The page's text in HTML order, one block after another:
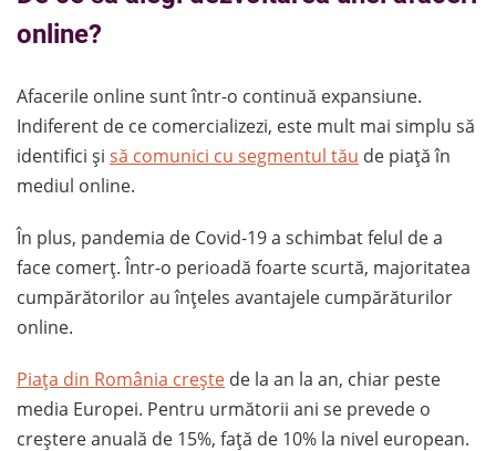
online?
Afacerile online sunt într-o continuă expansiune.
Indiferent de ce comercializezi, este mult mai simplu să
identifici și să comunici cu segmentul tău de piață în
mediul online.
În plus, pandemia de Covid-19 a schimbat felul de a
face comerț. Într-o perioadă foarte scurtă, majoritatea
cumpărătorilor au înțeles avantajele cumpărăturilor
online.
Piața din România crește de la an la an, chiar peste
media Europei. Pentru următorii ani se prevede o
creștere anuală de 15%, față de 10% la nivel european.